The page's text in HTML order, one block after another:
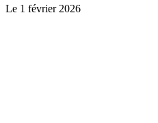
Le 1 février 2026